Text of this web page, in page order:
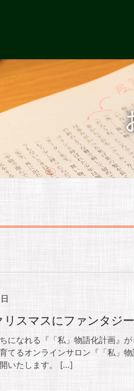
リスマスにファンタジ
になれる『「私」物語化計画』
てるオンラインサロン『「私」
いたします。 […]